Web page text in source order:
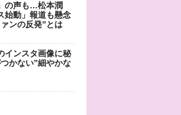
の声も…松本潤
始動」報道も懸念
ンの反発”とは
インスタ画像に秘
かない”細やかな